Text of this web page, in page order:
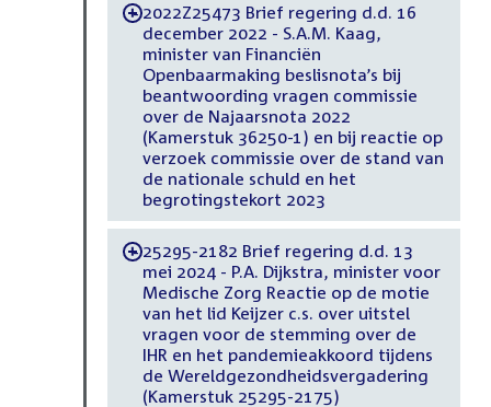
-2022Z25473 Brief regering d.d. 16
december 2022 - S.A.M. Kaag,
minister van Financiën
Openbaarmaking beslisnota’s bij
beantwoording vragen commissie
over de Najaarsnota 2022
(Kamerstuk 36250-1) en bij reactie op
verzoek commissie over de stand van
de nationale schuld en het
begrotingstekort 2023
-25295-2182 Brief regering d.d. 13
mei 2024 - P.A. Dijkstra, minister voor
Medische Zorg Reactie op de motie
van het lid Keijzer c.s. over uitstel
vragen voor de stemming over de
IHR en het pandemieakkoord tijdens
de Wereldgezondheidsvergadering
(Kamerstuk 25295-2175)